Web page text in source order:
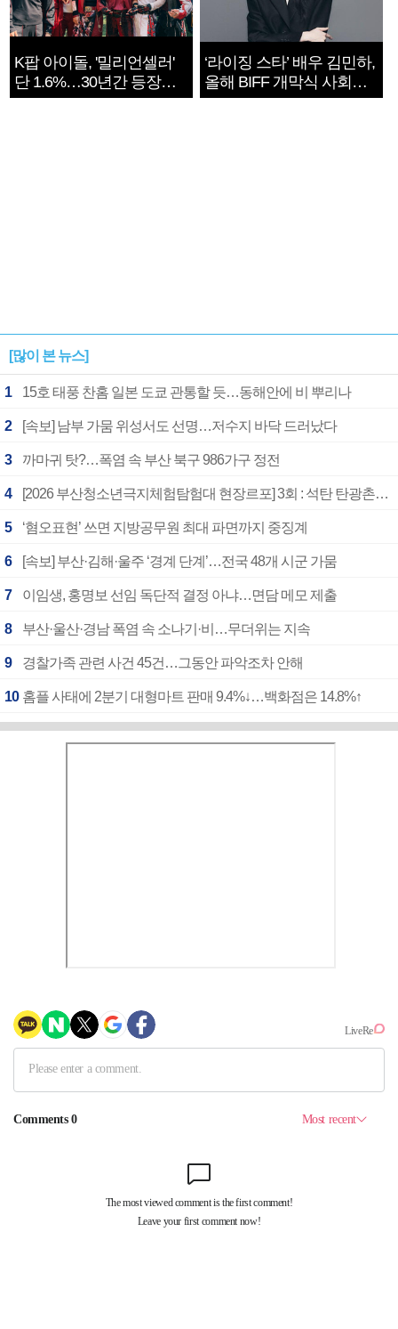
K팝 아이돌, '밀리언셀러'
단 1.6%…30년간 등장
1182개팀 전수조사
‘라이징 스타’ 배우 김민하,
올해 BIFF 개막식 사회자
확정
[많이 본 뉴스]
1 15호 태풍 찬홈 일본 도쿄 관통할 듯…동해안에 비 뿌리나
2 [속보] 남부 가뭄 위성서도 선명…저수지 바닥 드러났다
3 까마귀 탓?…폭염 속 부산 북구 986가구 정전
4 [2026 부산청소년극지체험탐험대 현장르포] 3회 : 석탄 탄광촌에서 북극 연구의 중심지로
5 ‘혐오표현’ 쓰면 지방공무원 최대 파면까지 중징계
6 [속보] 부산·김해·울주 ‘경계 단계’…전국 48개 시군 가뭄
7 이임생, 홍명보 선임 독단적 결정 아냐…면담 메모 제출
8 부산·울산·경남 폭염 속 소나기·비…무더위는 지속
9 경찰가족 관련 사건 45건…그동안 파악조차 안해
10 홈플 사태에 2분기 대형마트 판매 9.4%↓…백화점은 14.8%↑